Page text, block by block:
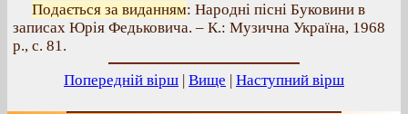
Подається за виданням: Народні пісні Буковини в
записах Юрія Федьковича. – К.: Музична Україна, 1968
р., с. 81.
Попередній вірш | Вище | Наступний вірш